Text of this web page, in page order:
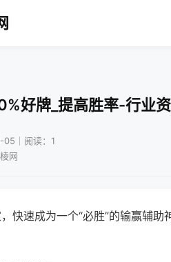
好牌_提高胜率-行业
｜阅读：1
网
快速成为一个“必胜”的输赢辅助